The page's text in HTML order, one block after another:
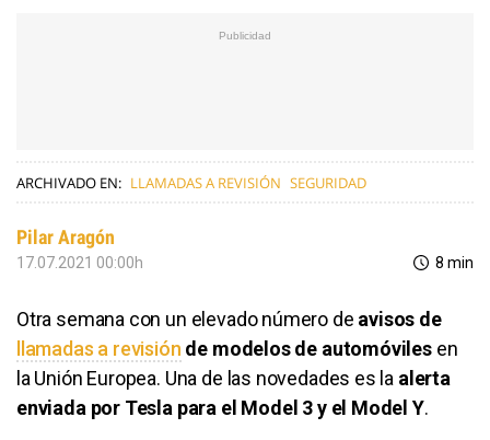
ARCHIVADO EN: LLAMADAS A REVISIÓN SEGURIDAD
Pilar Aragón
17.07.2021 00:00h 8 min
Otra semana con un elevado número de avisos de
llamadas a revisión de modelos de automóvilesen
la Unión Europea. Una de las novedades es la alerta
enviada por Tesla para el Model 3 y el Model Y.